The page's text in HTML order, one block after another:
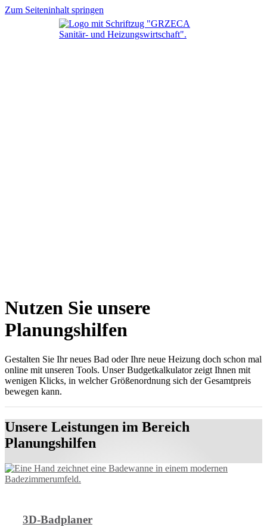
Zum Seiteninhalt springen
Nutzen Sie unsere
Planungshilfen
Gestalten Sie Ihr neues Bad oder Ihre neue Heizung doch schon mal
online mit unseren Tools. Unser Budgetkalkulator zeigt Ihnen mit
wenigen Klicks, in welcher Größenordnung sich der Gesamtpreis
bewegen kann.
Unsere Leistungen im Bereich
Planungshilfen
3D-Badplaner